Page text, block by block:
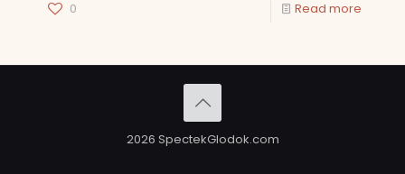
0 Read more
2026 SpectekGlodok.com